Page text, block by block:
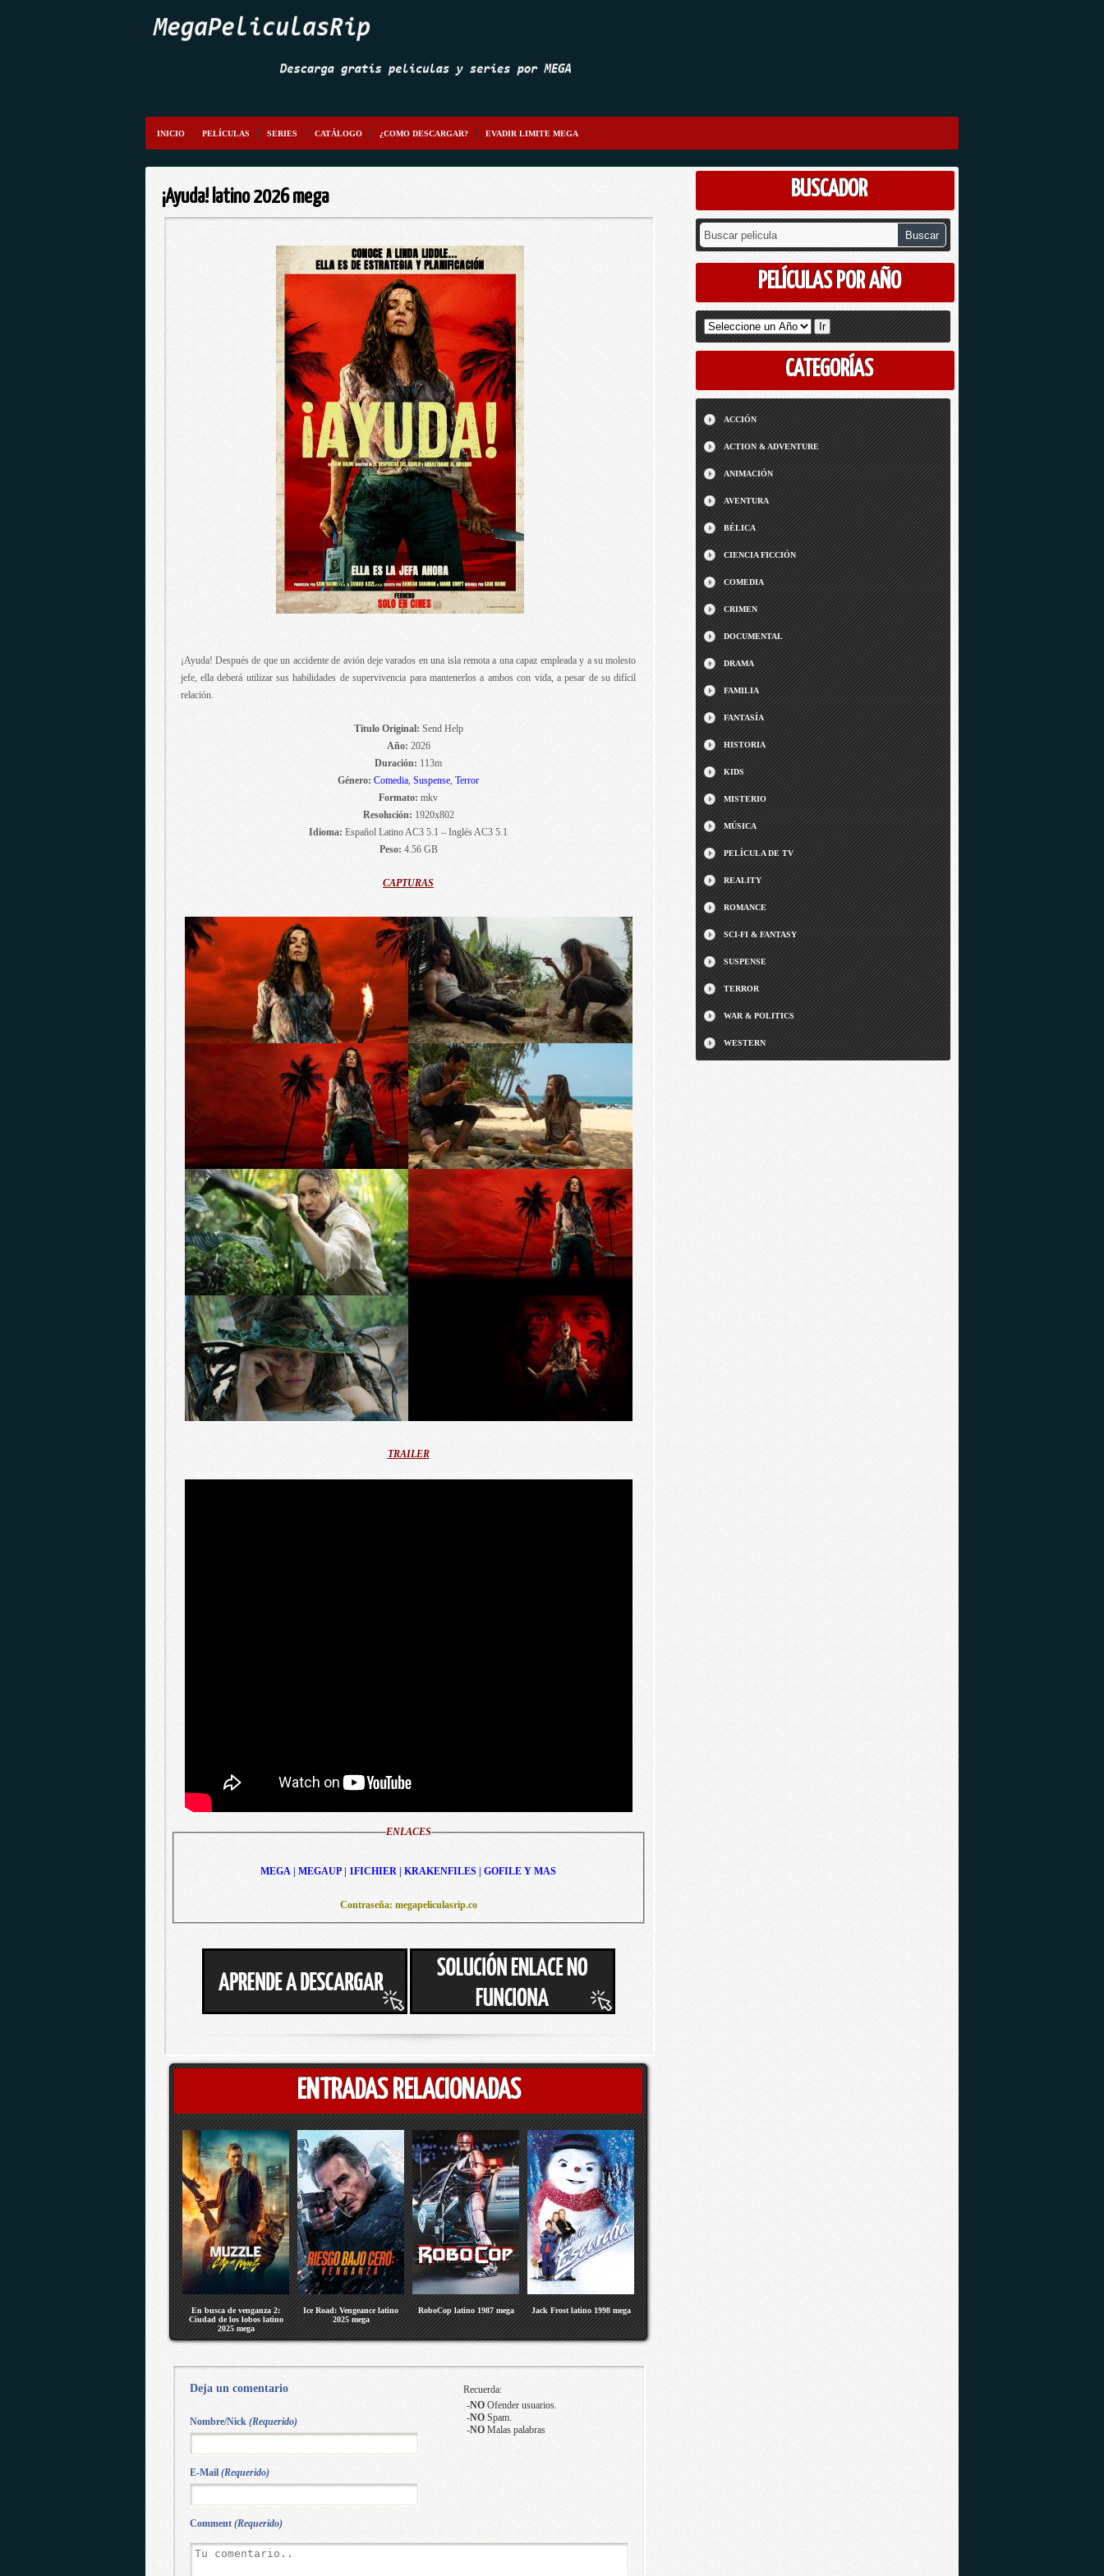
INICIO PELÍCULAS SERIES CATÁLOGO ¿COMO DESCARGAR? EVADIR LIMITE MEGA
¡Ayuda! latino 2026 mega
¡Ayuda! Después de que un accidente de avión deje varados en una isla remota a una capaz empleada y a su molesto
jefe, ella deberá utilizar sus habilidades de supervivencia para mantenerlos a ambos con vida, a pesar de su difícil
relación.
Titulo Original: Send Help
Año: 2026
Duración: 113m
Género: Comedia, Suspense, Terror
Formato: mkv
Resolución: 1920x802
Idioma: Español Latino AC3 5.1 – Inglés AC3 5.1
Peso: 4.56 GB
CAPTURAS
TRAILER
ENLACES
MEGA | MEGAUP | 1FICHIER | KRAKENFILES | GOFILE Y MAS
Contraseña: megapeliculasrip.co
ENTRADAS RELACIONADAS
En busca de venganza 2:
Ciudad de los lobos latino
2025 mega
Ice Road: Vengeance latino
2025 mega
RoboCop latino 1987 mega Jack Frost latino 1998 mega
Deja un comentario
Comment (Requerido)
Recuerda:
-NOOfender usuarios.
-NOSpam.
-NOMalas palabras
Nombre/Nick (Requerido)
E-Mail (Requerido)
BUSCADOR
PELÍCULAS POR AÑO
CATEGORÍAS
ACCIÓN
ACTION & ADVENTURE
ANIMACIÓN
AVENTURA
BÉLICA
CIENCIA FICCIÓN
COMEDIA
CRIMEN
DOCUMENTAL
DRAMA
FAMILIA
FANTASÍA
HISTORIA
KIDS
MISTERIO
MÚSICA
PELÍCULA DE TV
REALITY
ROMANCE
SCI-FI & FANTASY
SUSPENSE
TERROR
WAR & POLITICS
WESTERN